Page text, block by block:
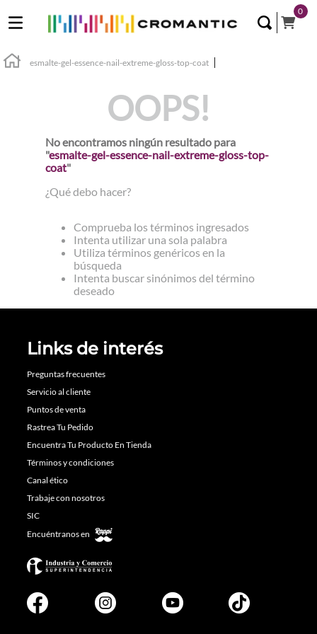
0
esmalte-gel-essence-nail-extreme-gloss-top-coat
OOPS!
No encontramos ningún resultado para
"esmalte-gel-essence-nail-extreme-gloss-top-
coat"
¿Qué debo hacer?
Comprueba los términos ingresados
Intenta utilizar una sola palabra
Utiliza términos genéricos en la
búsqueda
Intenta buscar sinónimos del término
deseado
Links de interés
Preguntas frecuentes
Servicio al cliente
Puntos de venta
Rastrea Tu Pedido
Encuentra Tu Producto En Tienda
Términos y condiciones
Canal ético
Trabaje con nosotros
SIC
Encuéntranos en